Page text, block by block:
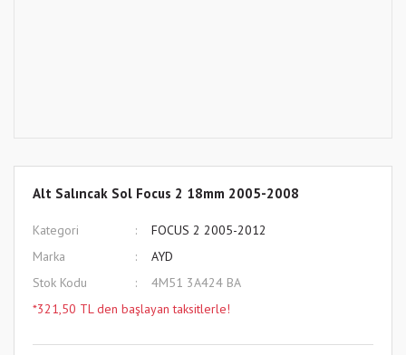
Alt Salıncak Sol Focus 2 18mm 2005-2008
Kategori
FOCUS 2 2005-2012
Marka
AYD
Stok Kodu
4M51 3A424 BA
*321,50 TL den başlayan taksitlerle!